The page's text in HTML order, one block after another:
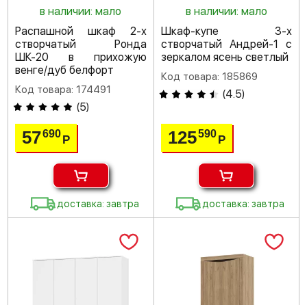
в наличии: мало
Распашной шкаф 2-х
створчатый Ронда
ШК-20 в прихожую
венге/дуб белфорт
Код товара: 174491
(5)
57690Р
доставка: завтра
в наличии: мало
Шкаф-купе 3-х
створчатый Андрей-1 с
зеркалом ясень светлый
Код товара: 185869
(4.5)
125590 Р
доставка: завтра